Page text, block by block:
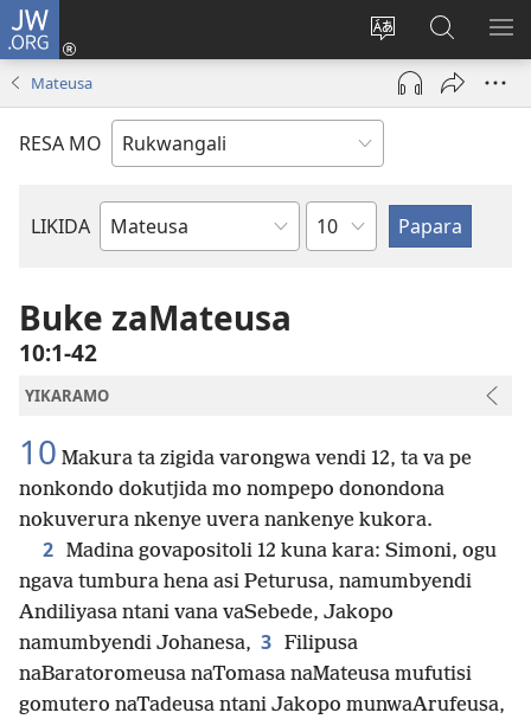
JW.ORG
Horowora
eraka
lyapeke
Log
(opens
window)
Papara
koJW.ORG
Mateusa
RESA MO
LIKIDA
Buke
Egaununo
Buke zaMateusa
10:1-42
YIKARAMO
10 Makura ta zigida varongwa vendi 12, ta va pe
nonkondo dokutjida mo nompepo donondona
nokuverura nkenye uvera nankenye kukora.
2 Madina govapositoli 12 kuna kara: Simoni, ogu
ngava tumbura hena asi Peturusa, namumbyendi
Andiliyasa ntani vana vaSebede, Jakopo
namumbyendi Johanesa, 3 Filipusa
naBaratoromeusa naTomasa naMateusa mufutisi
gomutero naTadeusa ntani Jakopo munwaArufeusa,